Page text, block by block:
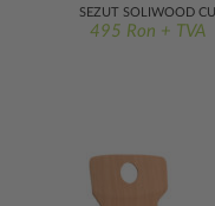
ERGO
ȘEZUT SOLIWOOD CU
ORIFICIU
495 Ron + TVA